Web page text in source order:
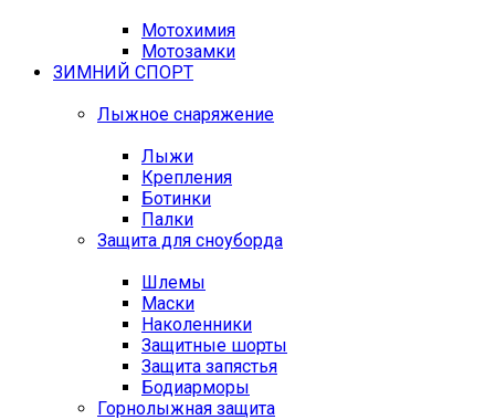
Мотохимия
Мотозамки
ЗИМНИЙ СПОРТ
Лыжное снаряжение
Лыжи
Крепления
Ботинки
Палки
Защита для сноуборда
Шлемы
Маски
Наколенники
Защитные шорты
Защита запястья
Бодиарморы
Горнолыжная защита